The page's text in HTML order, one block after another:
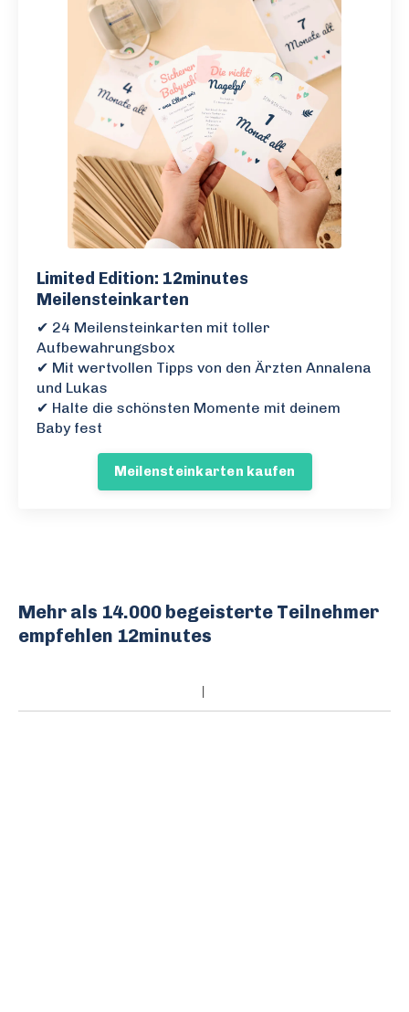
Limited Edition: 12minutes
Meilensteinkarten
✔ 24 Meilensteinkarten mit toller
Aufbewahrungsbox
✔ Mit wertvollen Tipps von den Ärzten Annalena
und Lukas
✔ Halte die schönsten Momente mit deinem
Baby fest
Meilensteinkarten kaufen
Mehr als 14.000 begeisterte Teilnehmer
empfehlen 12minutes